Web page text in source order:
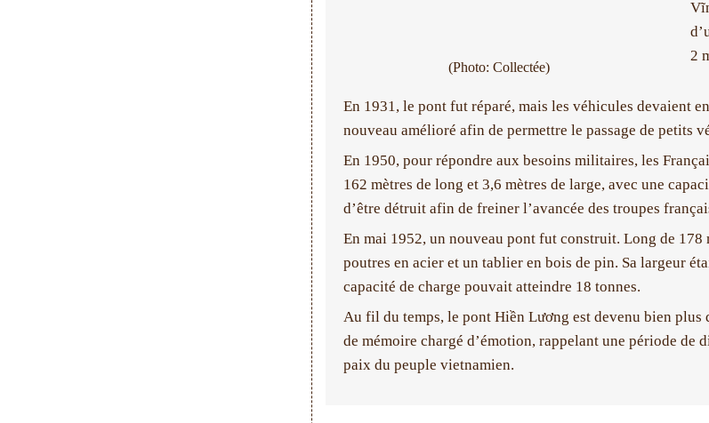
(Photo: Collectée)
2
En 1931, le pont fut réparé, mais les véhicules devaient
nouveau amélioré afin de permettre le passage de petits
En 1950, pour répondre aux besoins militaires, les
162 mètres de long et 3,6 mètres de large, avec une
d’être détruit afin de freiner l’avancée des troupes
En mai 1952, un nouveau pont fut construit. Long de
poutres en acier et un tablier en bois de pin. Sa largeur
capacité de charge pouvait atteindre 18 tonnes.
Au fil du temps, le pont Hiền Lương est devenu bien plus
de mémoire chargé d’émotion, rappelant une période
paix du peuple vietnamien.